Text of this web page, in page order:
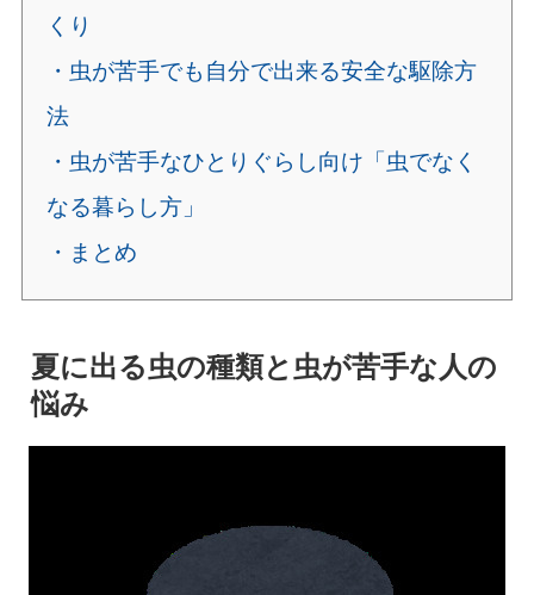
くり
・虫が苦手でも自分で出来る安全な駆除方
法
・虫が苦手なひとりぐらし向け「虫でなく
なる暮らし方」
・まとめ
夏に出る虫の種類と虫が苦手な人の
悩み